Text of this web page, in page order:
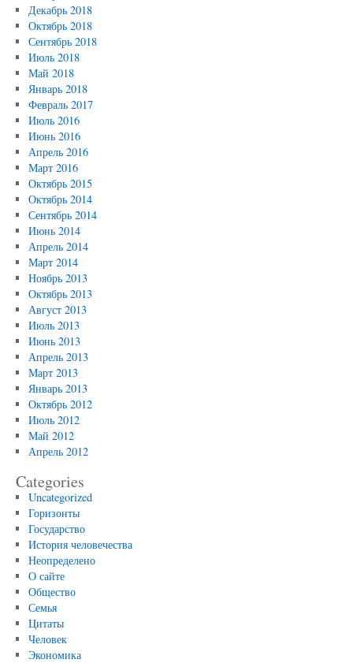
Декабрь 2018
Октябрь 2018
Сентябрь 2018
Июль 2018
Май 2018
Январь 2018
Февраль 2017
Июль 2016
Июнь 2016
Апрель 2016
Март 2016
Октябрь 2015
Октябрь 2014
Сентябрь 2014
Июнь 2014
Апрель 2014
Март 2014
Ноябрь 2013
Октябрь 2013
Август 2013
Июль 2013
Июнь 2013
Апрель 2013
Март 2013
Январь 2013
Октябрь 2012
Июль 2012
Май 2012
Апрель 2012
Categories
Uncategorized
Горизонты
Государство
История человечества
Неопределено
О сайте
Общество
Семья
Цитаты
Человек
Экономика